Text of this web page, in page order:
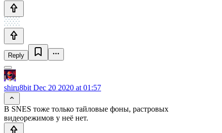
Reply
shiru8bit Dec 20 2020 at 01:57
В SNES тоже только тайловые фоны, растровых
видеорежимов у неё нет.